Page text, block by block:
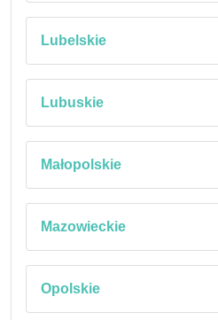
Lubelskie
Lubuskie
Małopolskie
Mazowieckie
Opolskie